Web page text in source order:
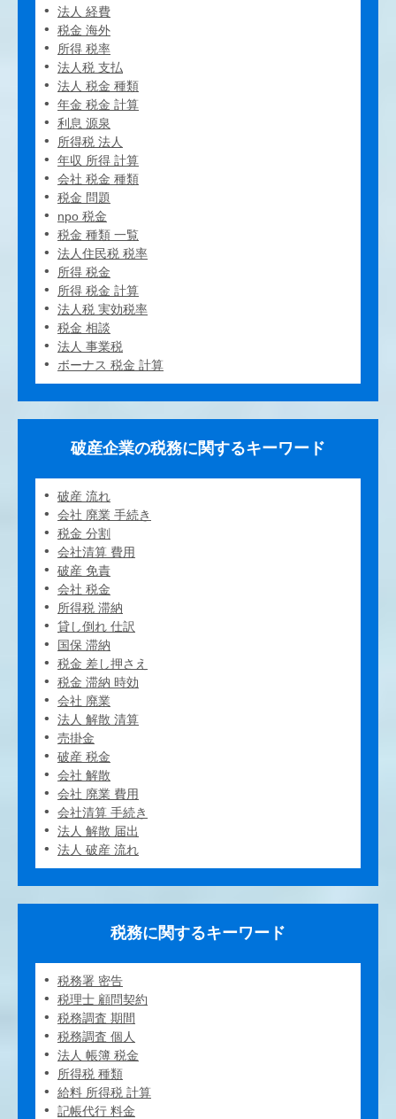
法人 経費
税金 海外
所得 税率
法人税 支払
法人 税金 種類
年金 税金 計算
利息 源泉
所得税 法人
年収 所得 計算
会社 税金 種類
税金 問題
npo 税金
税金 種類 一覧
法人住民税 税率
所得 税金
所得 税金 計算
法人税 実効税率
税金 相談
法人 事業税
ボーナス 税金 計算
破産企業の税務に関するキーワード
破産 流れ
会社 廃業 手続き
税金 分割
会社清算 費用
破産 免責
会社 税金
所得税 滞納
貸し倒れ 仕訳
国保 滞納
税金 差し押さえ
税金 滞納 時効
会社 廃業
法人 解散 清算
売掛金
破産 税金
会社 解散
会社 廃業 費用
会社清算 手続き
法人 解散 届出
法人 破産 流れ
税務に関するキーワード
税務署 密告
税理士 顧問契約
税務調査 期間
税務調査 個人
法人 帳簿 税金
所得税 種類
給料 所得税 計算
記帳代行 料金